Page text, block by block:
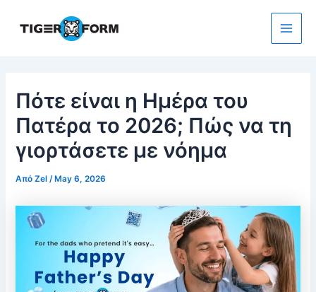
περιεχόμενο
Main
Πότε είναι η Ημέρα του
Πατέρα το 2026; Πώς να τη
γιορτάσετε με νόημα
ΑπόZel/ May 6, 2026